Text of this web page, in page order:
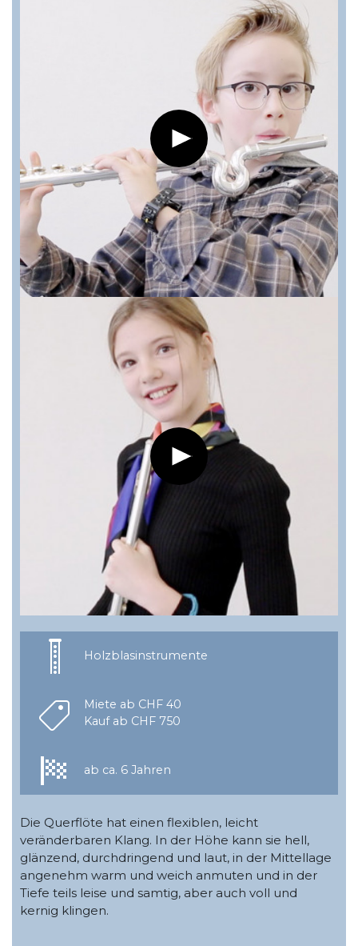
Holzblasinstrumente
Miete ab CHF 40
Kauf ab CHF 750
ab ca. 6 Jahren
Die Querflöte hat einen flexiblen, leicht
veränderbaren Klang. In der Höhe kann sie hell,
glänzend, durchdringend und laut, in der Mittellage
angenehm warm und weich anmuten und in der
Tiefe teils leise und samtig, aber auch voll und
kernig klingen.